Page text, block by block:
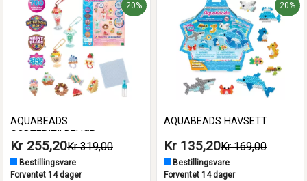
20%
AQUABEADS
GODTERITILBEHØR
KREATIVT SETT
Kr 255,20Kr 319,00
Bestillingsvare
Forventet 14 dager
20%
AQUABEADS HAVSETT
Kr 135,20Kr 169,00
Bestillingsvare
Forventet 14 dager